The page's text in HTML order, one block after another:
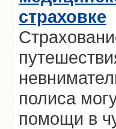
страховке
полиса
помощи в